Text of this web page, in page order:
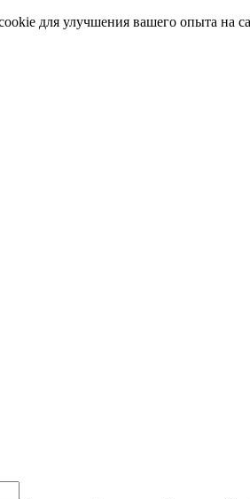
для улучшения вашего опыта на